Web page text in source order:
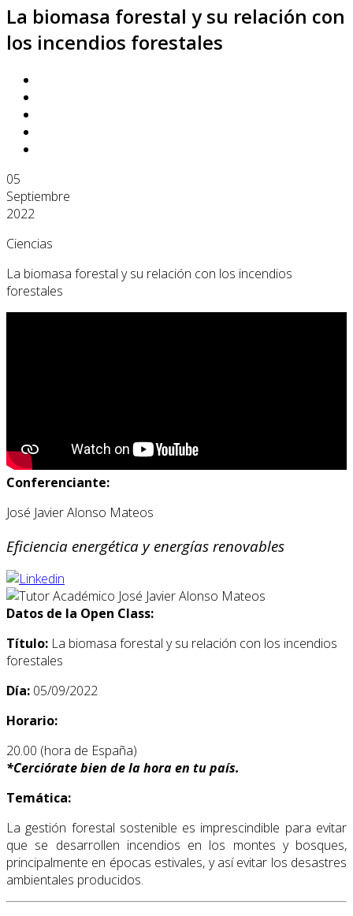
La biomasa forestal y su relación con
los incendios forestales
05
Septiembre
2022
Ciencias
La biomasa forestal y su relación con los incendios
forestales
Conferenciante:
José Javier Alonso Mateos
Eficiencia energética y energías renovables
Datos de la Open Class:
Título: La biomasa forestal y su relación con los incendios
forestales
Día: 05/09/2022
Horario:
20.00 (hora de España)
*Cerciórate bien de la hora en tu país.
Temática:
La gestión forestal sostenible es imprescindible para evitar
que se desarrollen incendios en los montes y bosques,
principalmente en épocas estivales, y así evitar los desastres
ambientales producidos.